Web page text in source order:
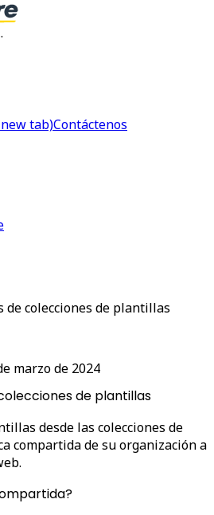
tab)Contáctenos
colecciones de plantillas
marzo de 2024
de plantillas
desde las colecciones de
compartida de su organización a